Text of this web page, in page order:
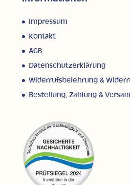
Impressum
Kontakt
AGB
Datenschutzerklärung
Widerrufsbelehrung &
Bestellung, Zahlung &